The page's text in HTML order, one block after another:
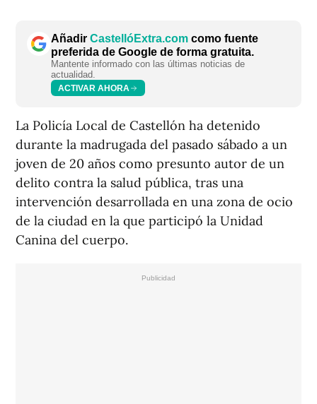
Añadir CastellóExtra.com como fuente
preferida de Google de forma gratuita.
Mantente informado con las últimas noticias de
actualidad.
ACTIVAR AHORA
La Policía Local de Castellón ha detenido
durante la madrugada del pasado sábado a un
joven de 20 años como presunto autor de un
delito contra la salud pública, tras una
intervención desarrollada en una zona de ocio
de la ciudad en la que participó la Unidad
Canina del cuerpo.